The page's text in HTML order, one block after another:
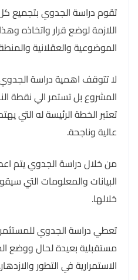
تقوم دراسة الجدوي بتجميع
اللازمة لوضع قرار واتخاذه
الموضوعية والعقلانية
لا تتوقف اهمية دراسة
المشروع بل تستمر الي نقطة
تعتبر الخطة الرئيسة له التي
عالية وناجحة.
من خلال دراسة الجدوي يتم
البيانات والمعلومات التي
خلالها.
تعطي دراسة الجدوي
مستقبلية بعيدة لحال ووضع
الاستمرارية في التطور والازدهار.